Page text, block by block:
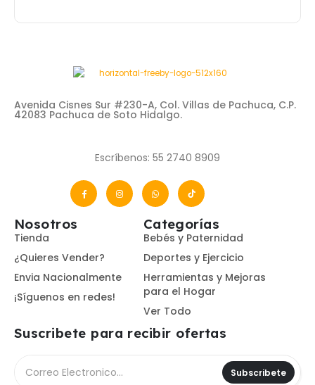
Avenida Cisnes Sur #230-A, Col. Villas de Pachuca, C.P.
42083 Pachuca de Soto Hidalgo.
Escríbenos: 55 2740 8909
Nosotros
Tienda
¿Quieres Vender?
Envia Nacionalmente
¡Síguenos en redes!
Categorías
Bebés y Paternidad
Deportes y Ejercicio
Herramientas y Mejoras
para el Hogar
Ver Todo
Suscribete para recibir ofertas
Subscribete